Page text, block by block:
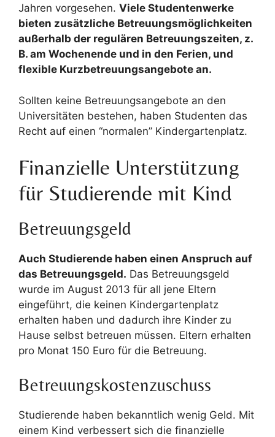
Jahren vorgesehen. Viele Studentenwerke
bieten zusätzliche Betreuungsmöglichkeiten
außerhalb der regulären Betreuungszeiten, z.
B. am Wochenende und in den Ferien, und
flexible Kurzbetreuungsangebote an.
Sollten keine Betreuungsangebote an den
Universitäten bestehen, haben Studenten das
Recht auf einen “normalen” Kindergartenplatz.
Finanzielle Unterstützung
für Studierende mit Kind
Betreuungsgeld
Auch Studierende haben einen Anspruch auf
das Betreuungsgeld. Das Betreuungsgeld
wurde im August 2013 für all jene Eltern
eingeführt, die keinen Kindergartenplatz
erhalten haben und dadurch ihre Kinder zu
Hause selbst betreuen müssen. Eltern erhalten
pro Monat 150 Euro für die Betreuung.
Betreuungskostenzuschuss
Studierende haben bekanntlich wenig Geld. Mit
einem Kind verbessert sich die finanzielle